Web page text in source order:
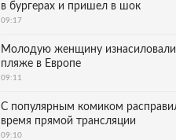
в бургерах и пришел в шок
09:17
Молодую женщину
пляже в Европе
09:11
С популярным комиком
время прямой трансляции
09:10